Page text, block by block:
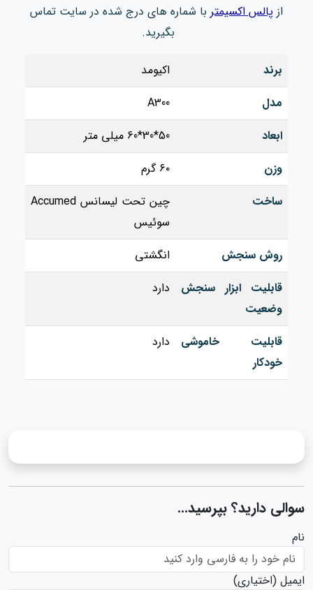
از پالس اکسیمتر با شماره های درج شده در سایت تماس
بگیرید.
برند
اکیومد
مدل
A300
ابعاد
50*30*60 میلی متر
وزن
۶۰ گرم
ساخت
چین تحت لیسانس Accumed
سوئیس
روش سنجش
انگشتی
قابلیت ابزار سنجش
وضعیت
دارد
قابلیت خاموشی
خودکار
دارد
سوالی دارید؟ بپرسید...
نام
ایمیل (اختیاری)